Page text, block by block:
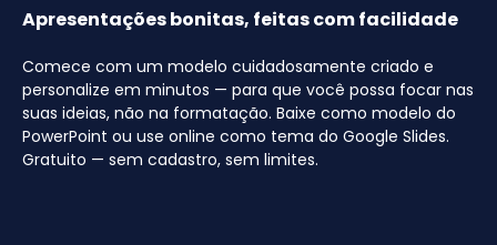
Apresentações bonitas, feitas com facilidade
Comece com um modelo cuidadosamente criado e
personalize em minutos — para que você possa focar nas
suas ideias, não na formatação. Baixe como modelo do
PowerPoint ou use online como tema do Google Slides.
Gratuito — sem cadastro, sem limites.